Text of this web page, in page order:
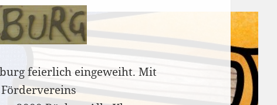
feierlich eingeweiht. Mit